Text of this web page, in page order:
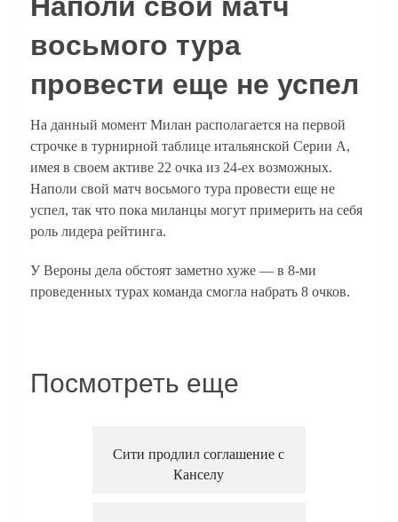
восьмого тура
провести еще не успел
На данный момент Милан располагается на первой
строчке в турнирной таблице итальянской Серии А,
имея в своем активе 22 очка из 24-ех возможных.
Наполи свой матч восьмого тура провести еще не
успел, так что пока миланцы могут примерить на себя
роль лидера рейтинга.
У Вероны дела обстоят заметно хуже — в 8-ми
проведенных турах команда смогла набрать 8 очков.
Посмотреть еще
Сити продлил соглашение с
Канселу